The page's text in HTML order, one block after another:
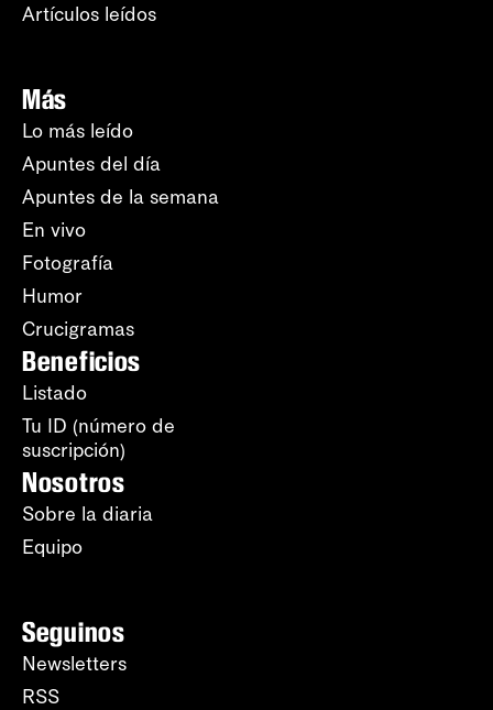
Artículos leídos
Más
Lo más leído
Apuntes del día
Apuntes de la semana
En vivo
Fotografía
Humor
Crucigramas
Beneficios
Listado
Tu ID (número de
suscripción)
Nosotros
Sobre la diaria
Equipo
Seguinos
Newsletters
RSS